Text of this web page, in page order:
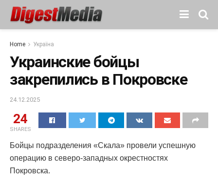
Home Україна
Украинские бойцы
закрепились в Покровске
24.12.2025
24
SHARES
Бойцы подразделения «Скала» провели успешную
операцию в северо-западных окрестностях
Покровска.